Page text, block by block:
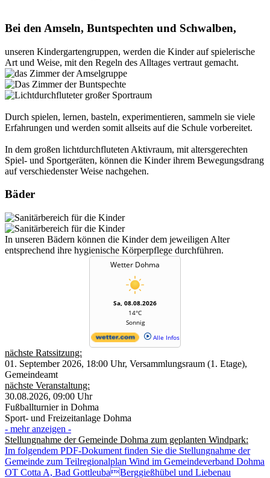
Bei den Amseln, Buntspechten und Schwalben,
unseren Kindergartengruppen, werden die Kinder auf spielerische
Art und Weise, mit den Regeln des Alltages vertraut gemacht.
Durch spielen, lernen, basteln, experimentieren, sammeln sie viele
Erfahrungen und werden somit allseits auf die Schule vorbereitet.
In dem großen lichtdurchfluteten Aktivraum, mit altersgerechten
Spiel- und Sportgeräten, können die Kinder ihrem Bewegungsdrang
auf verschiedenster Weise nachgehen.
Bäder
In unseren Bädern können die Kinder dem jeweiligen Alter
entsprechend ihre hygienische Körperpflege durchführen.
Wetter Dohma
Sa, 08.08.2026
14°C
Sonnig
Alle Infos
nächste Ratssitzung:
01. September 2026, 18:00 Uhr, Versammlungsraum (1. Etage),
Gemeindeamt
nächste Veranstaltung:
30.08.2026, 09:00 Uhr
Fußballturnier in Dohma
Sport- und Freizeitanlage Dohma
- mehr anzeigen -
Stellungnahme der Gemeinde Dohma zum geplanten Windpark:
Im folgendem PDF-Dokument finden Sie die Stellungnahme der
Gemeinde zum Teilregionalplan Wind im Gemeindeverband Dohma
OT Cotta A, Bad GottleubaBerggießhübel und Liebenau